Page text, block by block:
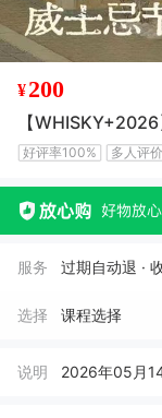
¥200
【
好评率100% 多人评
服务 过期自动退 ·
选择 课程选择
说明
2026年05月